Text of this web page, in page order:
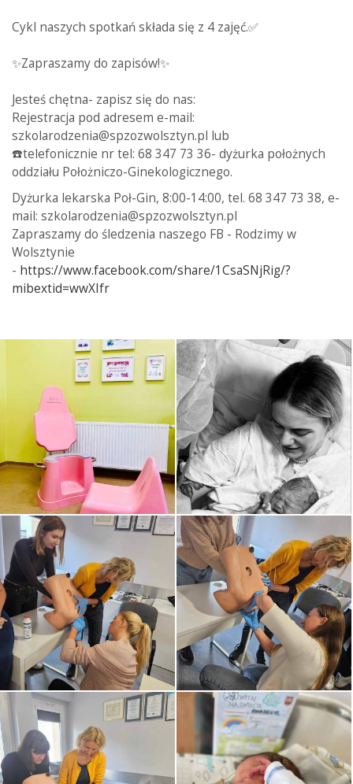
Cykl naszych spotkań składa się z 4 zajęć.✅
✨Zapraszamy do zapisów!✨
Jesteś chętna- zapisz się do nas:
Rejestracja pod adresem e-mail:
szkolarodzenia@spzozwolsztyn.pl lub
☎️telefonicznie nr tel: 68 347 73 36- dyżurka położnych
oddziału Położniczo-Ginekologicznego.
Dyżurka lekarska Poł-Gin, 8:00-14:00, tel. 68 347 73 38, e-
mail: szkolarodzenia@spzozwolsztyn.pl
Zapraszamy do śledzenia naszego FB - Rodzimy w
Wolsztynie
- https://www.facebook.com/share/1CsaSNjRig/?
mibextid=wwXIfr